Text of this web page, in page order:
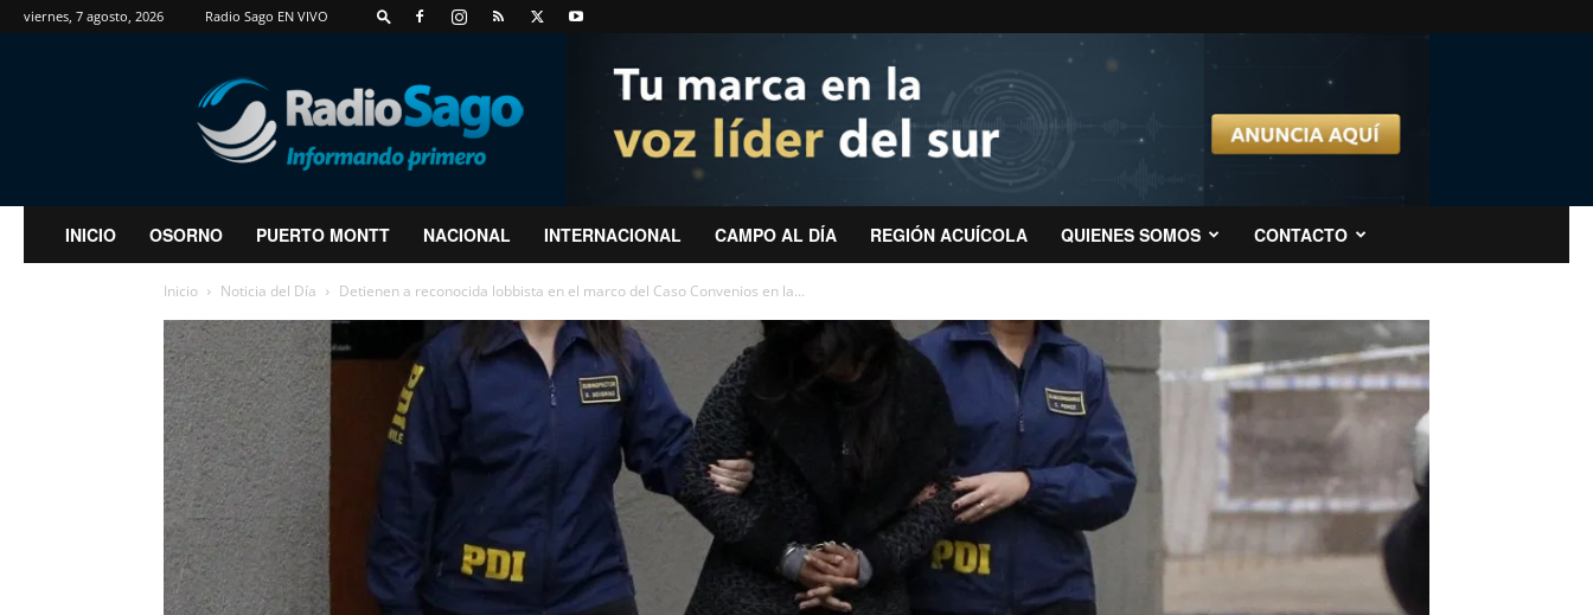
viernes, 7 agosto, 2026 Radio Sago EN VIVO
RadioSago
INICIO OSORNO PUERTO MONTT NACIONAL INTERNACIONAL CAMPO AL DÍA REGIÓN ACUÍCOLA QUIENES SOMOS CONTACTO
Inicio Noticia del Día Detienen a reconocida lobbista en el marco del Caso Convenios en la...